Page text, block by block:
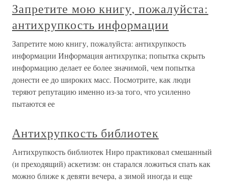
Запретите мою книгу, пожалуйста:
антихрупкость информации
Запретите мою книгу, пожалуйста: антихрупкость
информации Информация антихрупка; попытка скрыть
информацию делает ее более значимой, чем попытка
донести ее до широких масс. Посмотрите, как люди
теряют репутацию именно из-за того, что усиленно
пытаются ее
Антихрупкость библиотек
Антихрупкость библиотек Ниро практиковал смешанный
(и преходящий) аскетизм: он старался ложиться спать как
можно ближе к девяти вечера, а зимой иногда и еще